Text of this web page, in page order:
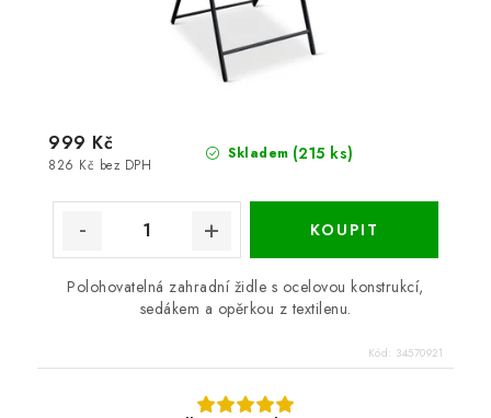
Skladem (215 ks)
826 Kč bez DPH
999 Kč
Polohovatelná zahradní židle s ocelovou konstrukcí,
sedákem a opěrkou z textilenu.
Kód: 34570921